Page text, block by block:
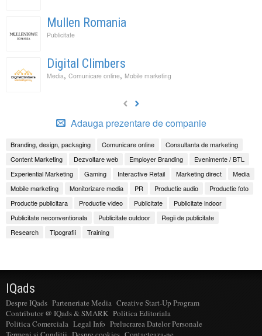
Mullen Romania
Publicitate
Digital Climbers
Media, Comunicare online, Mobile marketing
Adauga prezentare de companie
Branding, design, packaging Comunicare online
Consultanta de marketing
Content Marketing
Dezvoltare web Employer Branding
Evenimente / BTL
Experiential Marketing
Gaming Interactive Retail Marketing direct
Media
Mobile marketing
Monitorizare media PR Productie audio
Productie foto
Productie publicitara
Productie video Publicitate
Publicitate indoor
Publicitate neconventionala
Publicitate outdoor
Regii de publicitate
Research
Tipografii Training
IQads
Despre IQads Parteneriate Media Creative Start-Up Program
Contributor @ IQads & SMARK Politica Editoriala
Politica Comerciala Legal Info Prelucrarea Datelor Personale